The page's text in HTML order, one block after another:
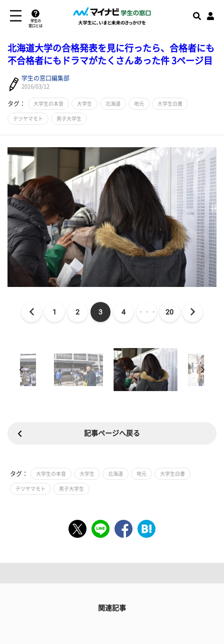
学生の
窓口とは
北海道大学の合格発表を見に行ったら、合格者にも
不合格者にもドラマがたくさんあった件 3ページ目
学生の窓口編集部
2016/03/12
タグ： 大学生の本音 大学生 北海道 地元 大学生白書
テツヤマモト 男子大学生
1 2 3 4 ・・・ 20
記事ページへ戻る
タグ： 大学生の本音 大学生 北海道 地元 大学生白書
テツヤマモト 男子大学生
関連記事